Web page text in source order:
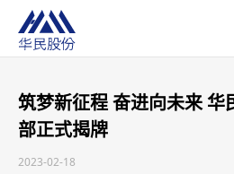
筑梦新征程 奋进向未来 华
部正式揭牌
2023-02-18